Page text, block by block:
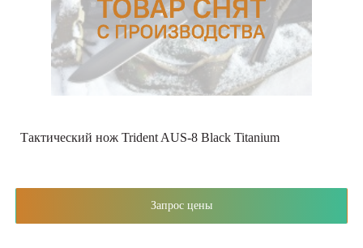
Тактический нож Trident AUS-8 Black Titanium
Запрос цены